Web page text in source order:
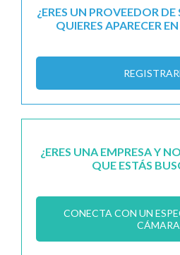
¿ERES UN PROVEEDOR
QUIERES APARECER
¿ERES UNA EMPRESA Y
QUE ESTÁS
CONECTA CON UN
CÁMARA